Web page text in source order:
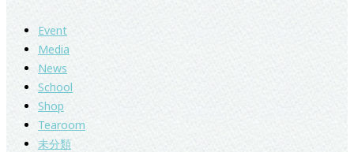
Event
Media
News
School
Shop
Tearoom
未分類